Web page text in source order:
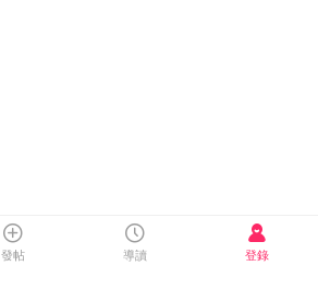
發帖 導讀 登錄